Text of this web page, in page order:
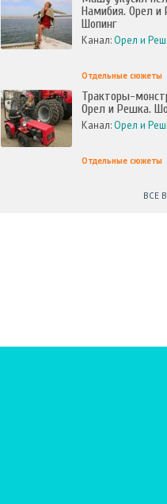
Намибия. Орел и
Шопинг
Канал:Орел и
Отдельные сюжеты
Тракторы-
Орел и Решка.
Канал:Орел и
Отдельные сюжеты
ВСЕ